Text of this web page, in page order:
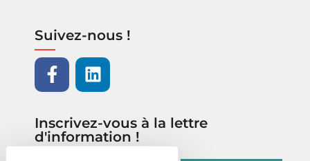
Suivez-nous !
Inscrivez-vous à la lettre
d'information !